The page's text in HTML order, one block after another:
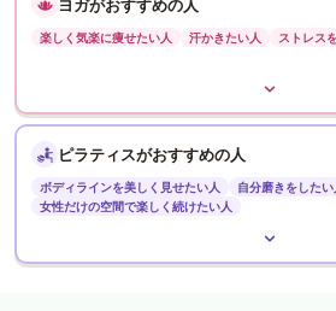
ヨガがおすすめの人
楽しく気楽に痩せたい人 汗かきたい人 ストレス
ピラティスがおすすめの人
ボディラインを美しく見せたい人
自分磨きをしたい
女性だけの空間で楽しく続けたい人